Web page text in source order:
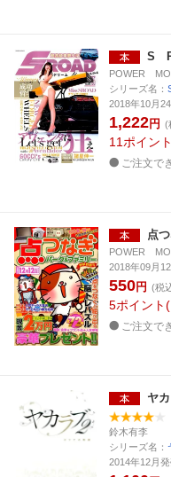
S
POWER
シリーズ名：
2018年10月
1,222円 (
11 ポイント
ご注文で
点
POWER
2018年09月
550円 (税
5ポイント
ご注文で
ヤカ
鈴木有李
シリーズ名：
2014年12月